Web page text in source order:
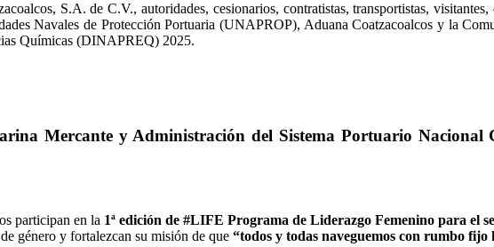
S.A. de C.V., autoridades, cesionarios, contratistas, transportistas,
Navales de Protección Portuaria (UNAPROP), Aduana Coatzacoalcos y la
Químicas (DINAPREQ) 2025.
Mercante y Administración del Sistema Portuario Nacional
participan en la 1ª edición de #LIFE Programa de Liderazgo Femenino para el
género y fortalezcan su misión de que “todos y todas naveguemos con rumbo